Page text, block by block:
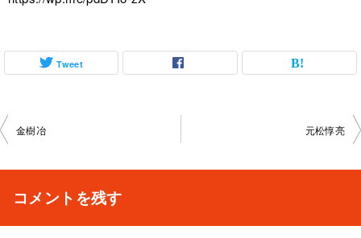
Tweet
投
ビ
金樹冶 元松惇亮
コメントを残す